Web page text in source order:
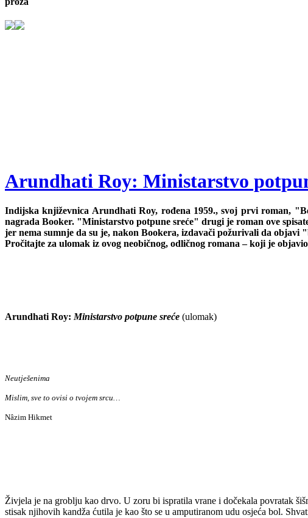
Arundhati Roy: Ministarstvo
Indijska književnica Arundhati Roy, rođena 1959., svoj prvi roman,
nagrada Booker. "Ministarstvo potpune sreće" drugi je roman ove
jer nema sumnje da su je, nakon Bookera, izdavači požurivali da objavi
Pročitajte za ulomak iz ovog neobičnog, odličnog romana – koji je
Arundhati Roy: Ministarstvo potpune sreće (ulomak)
Neutješenima
Mislim, sve to ovisi o tvojem srcu…
Nâzim Hikmet
Živjela je na groblju kao drvo. U zoru bi ispratila vrane i dočekala povratak
stisak njihovih kandža ćutila je kao što se u amputiranom udu osjeća bol.